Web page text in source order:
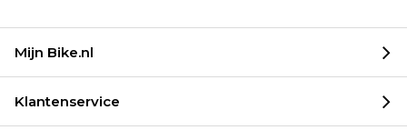
Mijn Bike.nl
Klantenservice